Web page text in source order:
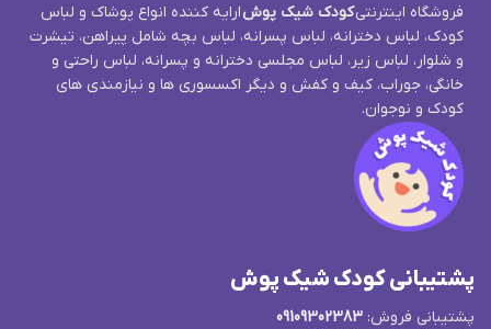
فروشگاه اینترنتیکودک شیک پوشارایه کننده انواع پوشاک و لباس
کودک، لباس دخترانه، لباس پسرانه، لباس بچه شامل پیراهن، تیشرت
و شلوار، لباس زیر، لباس مجلسی دخترانه و پسرانه، لباس راحتی و
خانگی، جوراب، کیف و کفش و دیگر اکسسوری ها و نیازمندی های
کودک و نوجوان.
پشتیبانی کودک شیک پوش
پشتیبانی فروش: 09109302383